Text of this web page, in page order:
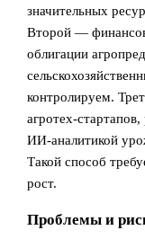
значительных
Второй —
облигации
контролируем.
агротех-
ИИ-аналитикой
Такой способ
рост.
Проблемы и